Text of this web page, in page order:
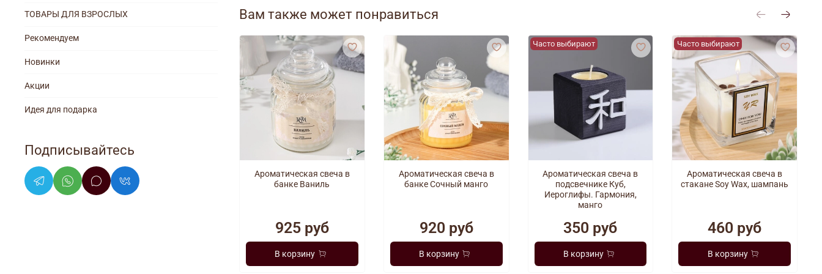
Идеальный вариант для подарка или уютных вечеров.
Вам также может понравиться
Ароматическая свеча в
банке Ваниль
925 руб
В корзину
Ароматическая свеча в
банке Сочный манго
920 руб
В корзину
Часто выбирают
Ароматическая свеча в
подсвечнике Куб,
Иероглифы. Гармония,
манго
350 руб
В корзину
Часто выбирают
Ароматическая свеча в
стакане Soy Wax, шампань
460 руб
В корзину
ТОВАРЫ ДЛЯ ВЗРОСЛЫХ
Рекомендуем
Новинки
Акции
Идея для подарка
Подписывайтесь